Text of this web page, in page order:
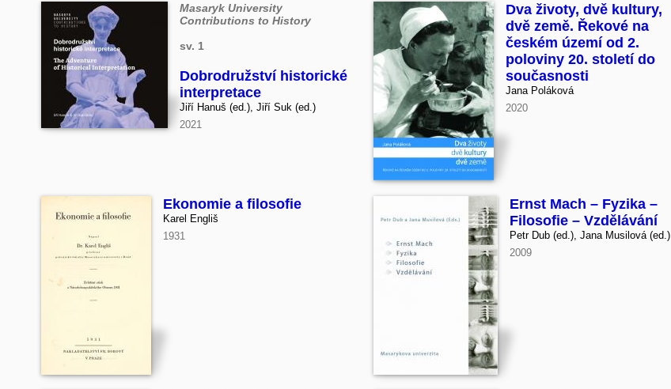
Masaryk University
Contributions to History
sv. 1
Dobrodružství historické
interpretace
Jiří Hanuš (ed.), Jiří Suk (ed.)
2021
Dva životy, dvě kultury,
dvě země. Řekové na
českém území od 2.
poloviny 20. století do
současnosti
Jana Poláková
2020
Ekonomie a filosofie
Karel Engliš
1931
Ernst Mach – Fyzika –
Filosofie – Vzdělávání
Petr Dub (ed.), Jana Musilová (ed.)
2009